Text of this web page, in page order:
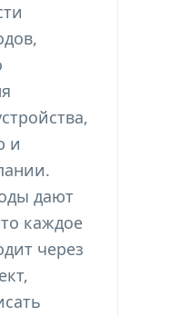
и
дают
каждое
через